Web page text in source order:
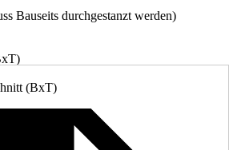
Bauseits durchgestanzt werden)
(BxT)